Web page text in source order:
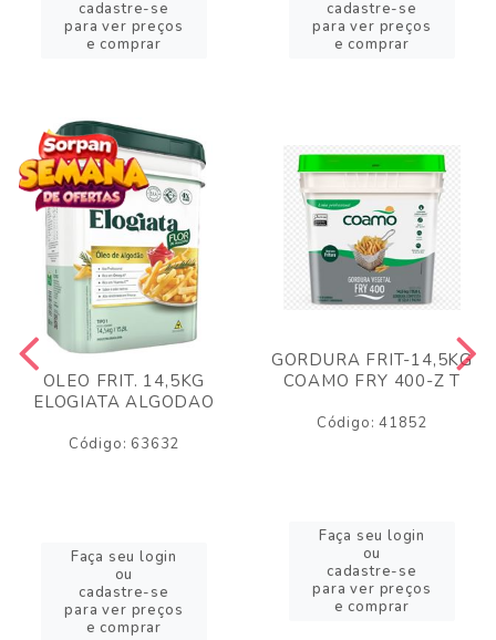
cadastre-se
para ver preços
e comprar
cadastre-se
para ver preços
e comprar
OLEO FRIT. 14,5KG
ELOGIATA ALGODAO
Código: 63632
Faça seu login
ou
cadastre-se
para ver preços
e comprar
GORDURA FRIT-14,5KG
COAMO FRY 400-Z T
Código: 41852
Faça seu login
ou
cadastre-se
para ver preços
e comprar